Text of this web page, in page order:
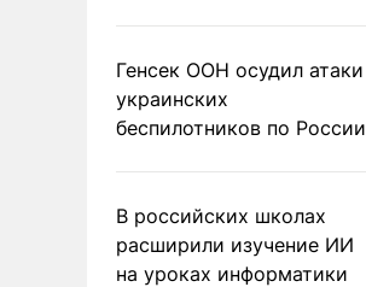
Генсек ООН осудил атаки
украинских
беспилотников по России
В российских школах
расширили изучение ИИ
на уроках информатики